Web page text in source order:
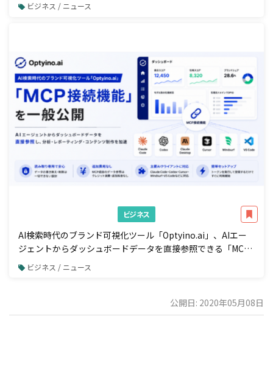
ビジネス / ニュース
ビジネス
AI検索時代のブランド可視化ツール「Optyino.ai」、AIエー
ジェントからダッシュボードデータを直接参照できる「MCP
接続」機能を一般公開
ビジネス / ニュース
公開日: 2020年05月08日